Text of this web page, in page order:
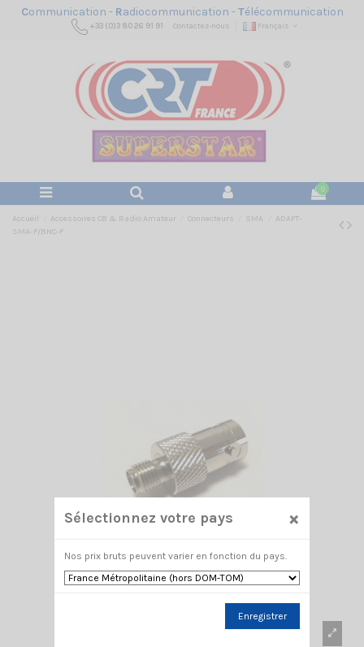
Communication - Radiocommunication -Télécommunication
+33 (0)3 80 26 91 91 Contactez-nous Français
0
Accueil Accessoires CB & Radio Amateur Connecteurs SMA
ADAPT-
SMA-F/BNC-F
Sélectionnez votre pays ×
Nos prix bruts peuvent varier en fonction du pays.
Enregistrer